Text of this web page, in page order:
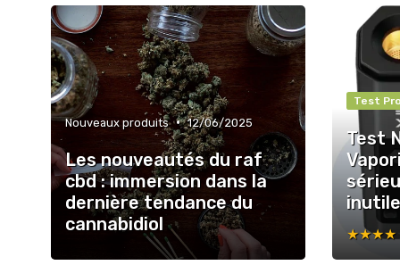
Nouveaux produits • 12/06/2025
Les nouveautés du raf
cbd : immersion dans la
dernière tendance du
cannabidiol
Test
Test
★★★★★
★★★★★